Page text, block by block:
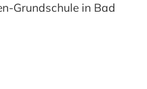
Grundschule in Bad